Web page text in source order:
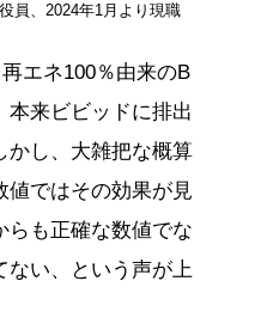
員、2024年1月より現職
エネ100％由来のB
本来ビビッドに排出
かし、大雑把な概算
値ではその効果が見
らも正確な数値でな
ない、という声が上